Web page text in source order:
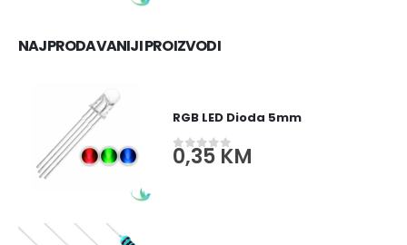
NAJPRODAVANIJI PROIZVODI
RGB LED Dioda 5mm
0out of 5
0,35KM